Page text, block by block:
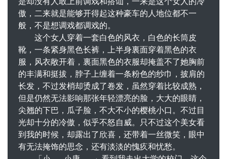
傲，二来就是能够开得起这种豪车的人地位都不一
般，不是想调戏都调戏的。
这个女人穿着一套白色的风衣，白色的长筒皮
靴，一条紧身黑色长裤，上半身裏面穿着黑色的衣
服，风衣敞开着，裏面黑色的衣服却掩盖不了她胸前
的丰满和挺拔，脖子上缠着一条粉色的纱巾，披肩的
长发，不过发梢却烫成了卷发，虽然穿着比较成熟，
但是仍然无法影响那张年轻漂亮的脸，大大的眼睛，
尖翘的下巴，瓜子脸，不大不小的樱桃小口。不过目
光却十分的冷傲，似乎不怒自威。只不过这个美女看
到我的时候，却露出了欣喜，还带着一丝微笑，眼中
有无法掩饰的思念，还有淡淡的愧疚和忧愁。